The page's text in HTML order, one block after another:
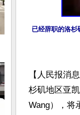
已经辞职的洛
【人民报消
杉矶地区亚
Wang），将